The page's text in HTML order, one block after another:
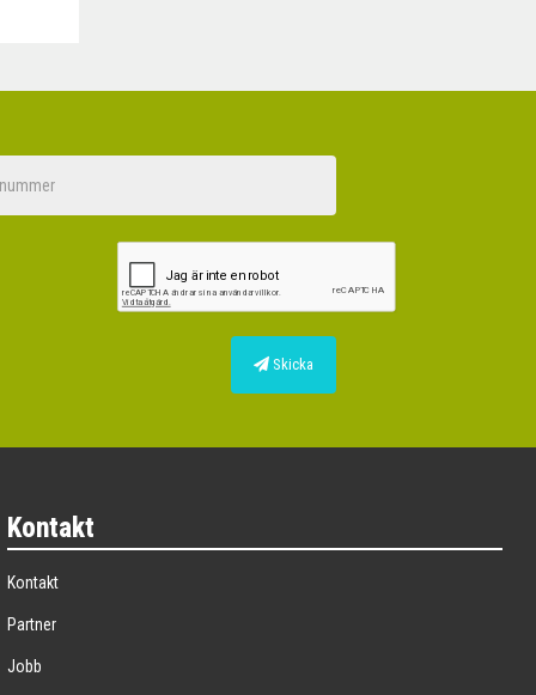
Skicka
Kontakt
Kontakt
Partner
Jobb